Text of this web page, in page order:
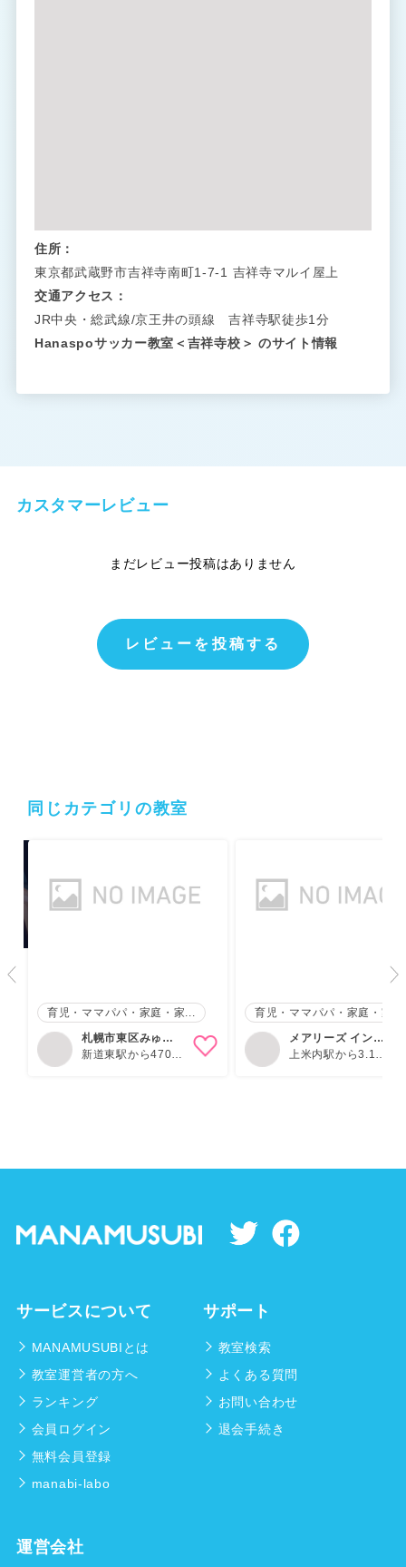
住所：
東京都武蔵野市吉祥寺南町1-7-1 吉祥寺マルイ屋上
交通アクセス：
JR中央・総武線/京王井の頭線 吉祥寺駅徒歩1分
Hanaspoサッカー教室＜吉祥寺校＞ のサイト情報
カスタマーレビュー
まだレビュー投稿はありません
レビューを投稿する
同じカテゴリの教室
育児・ママパパ・家庭・家...
札幌市東区みゅー
ピアノ教室
新道東駅から470m
育児・ママパパ・家庭・家...
メアリーズ イング
リッシュトー…
上米内駅から3.1km
サービスについて
MANAMUSUBIとは
教室運営者の方へ
ランキング
会員ログイン
無料会員登録
manabi-labo
サポート
教室検索
よくある質問
お問い合わせ
退会手続き
運営会社